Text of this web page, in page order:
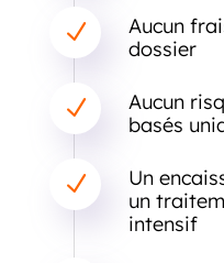
N
Aucun
dossier
N
Aucun
basés
N
Un
un
intensif